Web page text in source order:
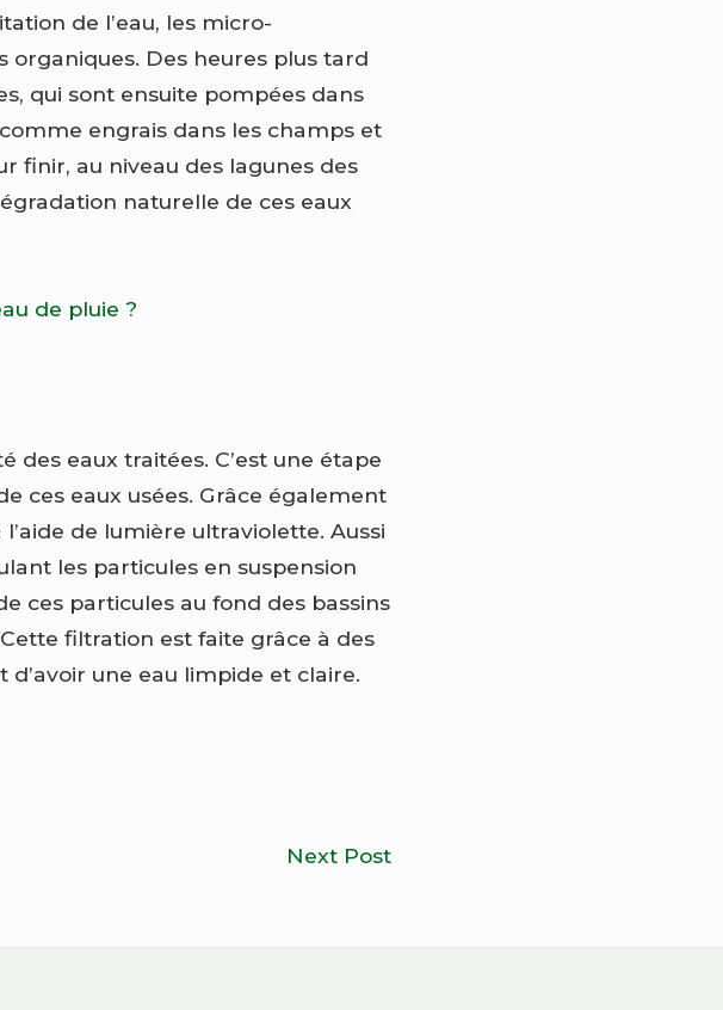
de l’eau, les micro-
Des heures plus tard
qui sont ensuite pompées dans
engrais dans les champs et
finir, au niveau des lagunes des
naturelle de ces eaux
de pluie ?
eaux traitées. C’est une étape
ces eaux usées. Grâce également
de lumière ultraviolette. Aussi
les particules en suspension
ces particules au fond des bassins
filtration est faite grâce à des
une eau limpide et claire.
Next PostVin